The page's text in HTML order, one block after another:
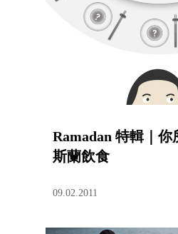
Ramadan 特輯｜
斯蘭飲食
09.02.2011